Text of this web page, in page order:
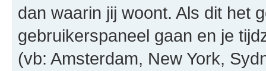
dan waarin jij woont. Als dit het
gebruikerspaneel gaan en je
(vb: Amsterdam, New York,